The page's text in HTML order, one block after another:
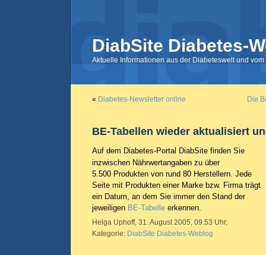
DiabSite Diabetes-
Aktuelle Informationen aus der Diabeteswelt und
« Diabetes-Newsletter online Die
BE-Tabellen wieder aktualisiert
Auf dem Diabetes-Portal DiabSite finden Sie
inzwischen Nährwertangaben zu über
5.500 Produkten von rund 80 Herstellern. Jede
Seite mit Produkten einer Marke bzw. Firma trägt
ein Datum, an dem Sie immer den Stand der
jeweiligen BE-Tabelle erkennen.
Helga Uphoff, 31. August 2005, 09.53 Uhr,
Kategorie: DiabSite Diabetes-Weblog